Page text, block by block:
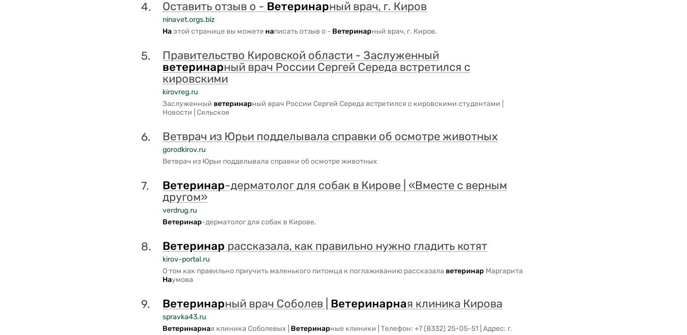
4. Оставить отзыв о - Ветеринарный врач, г. Киров
ninavet.orgs.biz
Наэтой странице вы можете написать отзыв о - Ветеринарный врач, г. Киров.
5.
Правительство Кировской области - Заслуженный
ветеринарный врач России Сергей Середа встретился с
кировскими
kirovreg.ru
Заслуженный ветеринарный врач России Сергей Середа встретился с кировскими студентами |
Новости | Сельское
6. Ветврач из Юрьи подделывала справки об осмотре животных
gorodkirov.ru
Ветврач из Юрьи подделывала справки об осмотре животных
7. Ветеринар-дерматолог для собак в Кирове | «Вместе с верным
другом»
verdrug.ru
Ветеринар-дерматолог для собак в Кирове.
8. Ветеринар рассказала, как правильно нужно гладить котят
kirov-portal.ru
О том как правильно приучить маленького питомца к поглаживанию рассказала ветеринар Маргарита
Наумова
9. Ветеринарный врач Соболев | Ветеринарная клиника Кирова
spravka43.ru
Ветеринарная клиника Соболевых | Ветеринарные клиники | Телефон: +7 (8332) 25-05-51 | Адрес: г.